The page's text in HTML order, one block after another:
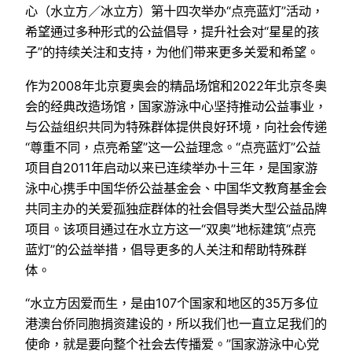
心（水立方／冰立方）第十四次举办“点亮蓝灯”活动，
希望通过多种形式的公益倡导，提升社会对“星星的孩
子”的持续关注和支持，为他们带来更多关爱和希望。
作为2008年北京夏奥会的精品场馆和2022年北京冬奥
会的经典改造场馆，国家游泳中心坚持推动公益事业，
与公益组织共同为特殊群体提供良好环境，向社会传递
“尊重不同，点亮希望”这一公益理念。“点亮蓝灯”公益
项目自2011年启动以来已连续举办十三年，是国家游
泳中心携手中国华侨公益基金会、中国华文教育基金会
共同主办的关爱孤独症群体的社会倡导类大型公益品牌
项目。该项目通过在水立方这一“双奥”地标建筑“点亮
蓝灯”的公益举措，倡导更多的人关注和帮助特殊群
体。
“水立方因爱而生，是由107个国家和地区的35万多位
港澳台侨同胞捐资建设的，所以我们也一直立足我们的
使命，就是要向整个社会去传播爱。”国家游泳中心党